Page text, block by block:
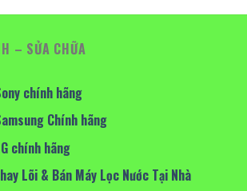
– SỬA CHỮA
chính hãng
Chính hãng
chính hãng
Lõi & Bán Máy Lọc Nước Tại Nhà